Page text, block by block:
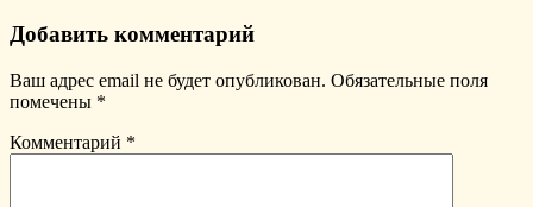
Добавить комментарий
Ваш адрес email не будет опубликован. Обязательные поля
помечены *
Комментарий *